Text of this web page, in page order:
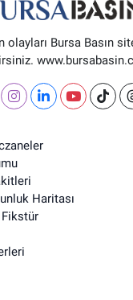
olayları Bursa Basın
Haritası
Fikstür